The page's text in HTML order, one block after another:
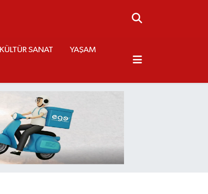
KÜLTÜR SANAT YAŞAM